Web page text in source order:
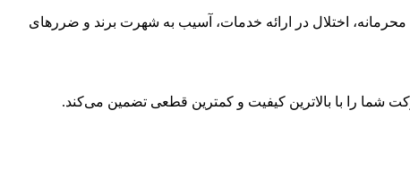
اختلال در ارائه خدمات، آسیب به شهرت برند و ضررهای